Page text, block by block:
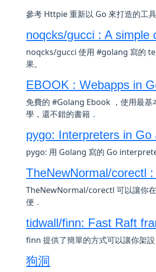
參考 Httpie 重新以 Go 來打造的工
noqcks/gucci : A simple
noqcks/gucci 使用 #golang 寫的
果。
EBOOK : Webapps in
免費的 #Golang Ebook ，使用最
學，還不錯的書籍．
pygo: Interpreters in Go
pygo: 用 Golang 寫的 Go
TheNewNormal/corectl
TheNewNormal/corectl 可以讓你
便．
tidwall/finn: Fast Raft
finn 提供了簡單的方式可以讓你架
狗洞